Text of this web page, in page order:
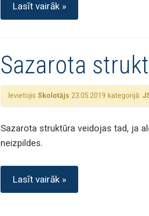
Lasīt vairāk »
Sazarota
Ievietojis Skolotājs 23.05.2019 kategorijā:
Sazarota struktūra veidojas tad, ja
neizpildes.
Lasīt vairāk »